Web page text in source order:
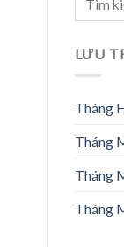
LƯU
Tháng
Tháng
Tháng
Tháng